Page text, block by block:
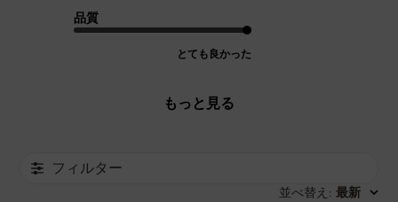
品質
とても良かった
もっと見る
フィルター
並べ替え : 最新